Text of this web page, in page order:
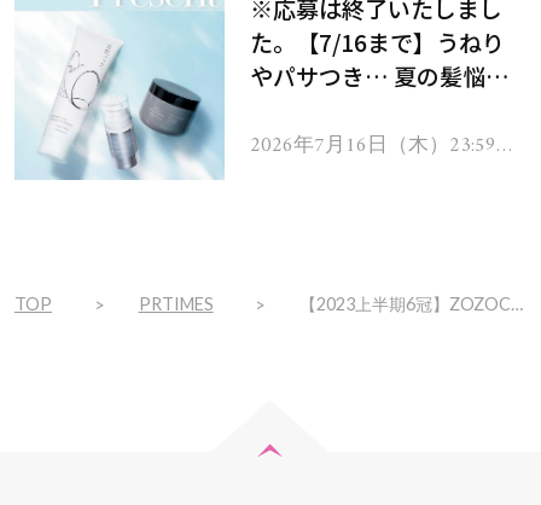
※応募は終了いたしまし
た。【7/16まで】うねり
やパサつき… 夏の髪悩み
ムを13名様にプレゼン
2026年7月16日（木）23:59ま
TOP PRTIMES 【2023上半期6冠】ZOZOCOSME AWARDS 2023 上半期＆WWDBEAUTY2023年上半期にて、韓国コスメブランド「MILK TOUCH」商品が各種大賞を受賞！